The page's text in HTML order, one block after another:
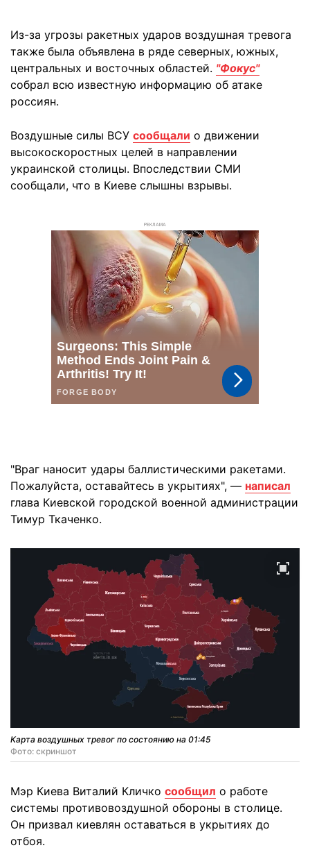
Из-за угрозы ракетных ударов воздушная тревога
также была объявлена в ряде северных, южных,
центральных и восточных областей. "Фокус"
собрал всю известную информацию об атаке
россиян.
Воздушные силы ВСУ сообщали о движении
высокоскоростных целей в направлении
украинской столицы. Впоследствии СМИ
сообщали, что в Киеве слышны взрывы.
РЕКЛАМА
"Враг наносит удары баллистическими ракетами.
Пожалуйста, оставайтесь в укрытиях", — написал
глава Киевской городской военной администрации
Тимур Ткаченко.
Карта воздушных тревог по состоянию на 01:45
Фото: скриншот
Мэр Киева Виталий Кличко сообщил о работе
системы противовоздушной обороны в столице.
Он призвал киевлян оставаться в укрытиях до
отбоя.